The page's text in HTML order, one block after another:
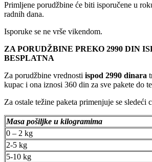
Primljene porudžbine će biti isporučene u
radnih dana.
Isporuke se ne vrše vikendom.
ZA PORUDŽBINE PREKO 2990 DIN
BESPLATNA
Za porudžbine vrednosti ispod 2990 dinara
kupac i ona iznosi 360 din za sve pakete do
Za ostale težine paketa primenjuje se sledeći
Masa pošiljke u kilogramima
0 – 2 kg
2-5 kg
5-10 kg